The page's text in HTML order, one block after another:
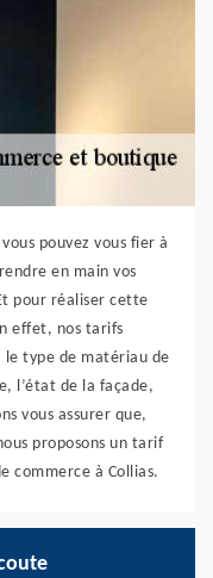
pouvez vous fier à
en main vos
pour réaliser cette
effet, nos tarifs
type de matériau de
l’état de la façade,
vous assurer que,
proposons un tarif
commerce à Collias.